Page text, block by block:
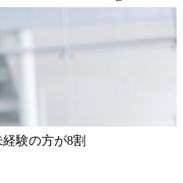
喫煙専用室あり) ・就業規
面的に禁止 ・禁煙サポート
以下いずれかのご経験をお
ェア開発経験3年以上 ・要
2年以上 ・PMO経験2年以上
設計までのいずれかの上流
のマネジメント経験 ・お客
織課題に対して主体的に業
アジャイル/スクラムへの興
ステム、とイメージされる
戦略策定や新規事業立案な
の戦略案件も多く存在 特に
域ではBig4に先んじて注力
る 社員の多様化する生活ス
した働きやすい職場環境を
ート制度を導入している 多
の取り組み、また、フレッ
制度、フルリモート制度な
る制度が整備されている 202
2026年8月12日(水) 16:00 202
)10:00～13:30 2026年8月12
では、「Tokyo Be Bold Pr
プログラム)」を実施いたし
リューションを提供し、複
、チームのダイバーシティ
クな視点と高い志を持つ女
と考え、プログラムを開催
のか」、「ケース面接の経
」などのお声をたくさんい
験の方が8割